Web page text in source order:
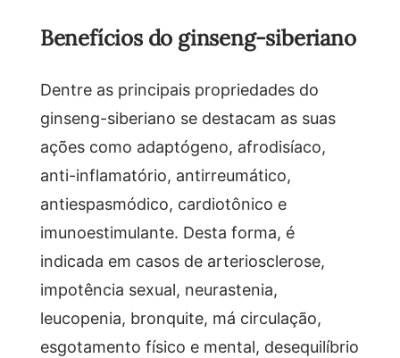
Benefícios do ginseng-siberiano
Dentre as principais propriedades do
ginseng-siberiano se destacam as suas
ações como adaptógeno, afrodisíaco,
anti-inflamatório, antirreumático,
antiespasmódico, cardiotônico e
imunoestimulante. Desta forma, é
indicada em casos de arteriosclerose,
impotência sexual, neurastenia,
leucopenia, bronquite, má circulação,
esgotamento físico e mental, desequilíbrio